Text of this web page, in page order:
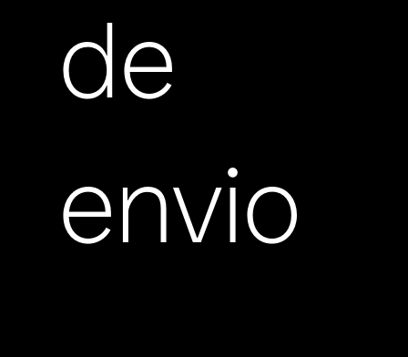
de
envio